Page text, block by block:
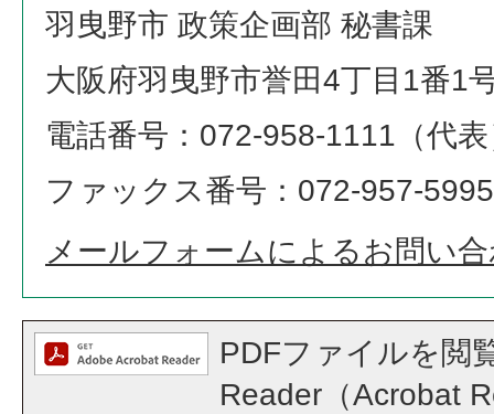
羽曳野市 政策企画部 秘書課
大阪府羽曳野市誉田4丁目1番1
電話番号：072-958-1111（代
ファックス番号：072-957-5995
メールフォームによるお問い
PDFファイルを閲
Reader（Acrobat